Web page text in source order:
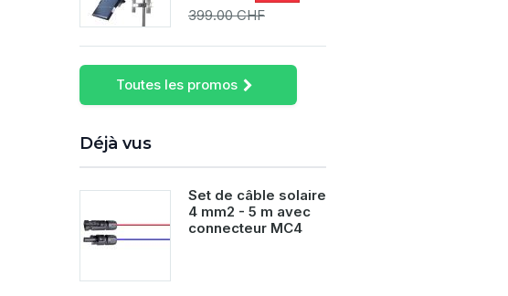
399.00 CHF
Toutes les promos
Déjà vus
Set de câble solaire
4 mm2 - 5 m avec
connecteur MC4